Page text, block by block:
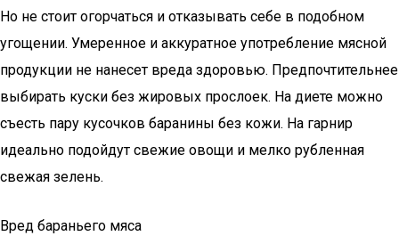
Но не стоит огорчаться и отказывать себе в подобном
угощении. Умеренное и аккуратное употребление мясной
продукции не нанесет вреда здоровью. Предпочтительнее
выбирать куски без жировых прослоек. На диете можно
съесть пару кусочков баранины без кожи. На гарнир
идеально подойдут свежие овощи и мелко рубленная
свежая зелень.
Вред бараньего мяса